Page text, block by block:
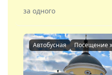
за одного
Автобусная Посещение